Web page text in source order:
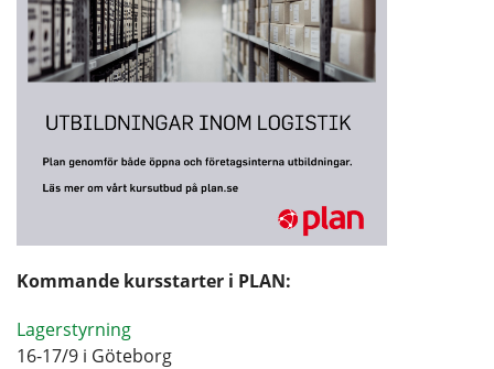
Kommande kursstarter i PLAN:
Lagerstyrning
16-17/9 i Göteborg